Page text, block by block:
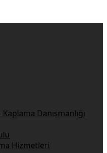
Danışmanlığı
Hizmetleri